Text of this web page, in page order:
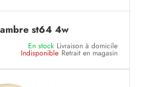
st64 4w
En stock Livraison à domicile
Indisponible Retrait en magasin